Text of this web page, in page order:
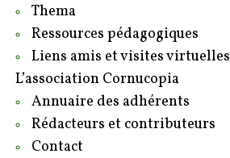
Thema
Ressources pédagogiques
Liens amis et visites virtuelles
L’association Cornucopia
Annuaire des adhérents
Rédacteurs et contributeurs
Contact